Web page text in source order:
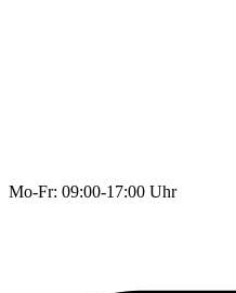
Mo-Fr: 09:00-17:00 Uhr